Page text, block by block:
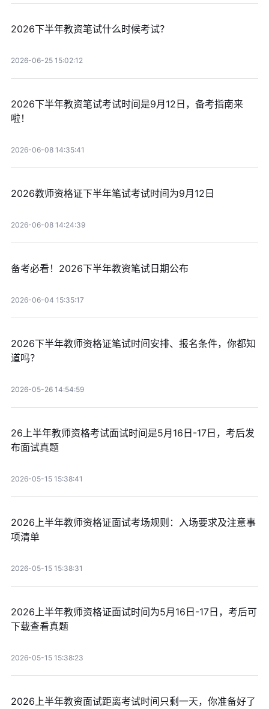
2026下半年教资笔试什么时候考试？
2026-06-25 15:02:12
2026下半年教资笔试考试时间是9月12日，备考指南来
啦！
2026-06-08 14:35:41
2026教师资格证下半年笔试考试时间为9月12日
2026-06-08 14:24:39
备考必看！2026下半年教资笔试日期公布
2026-06-04 15:35:17
2026下半年教师资格证笔试时间安排、报名条件，你都知
道吗？
2026-05-26 14:54:59
26上半年教师资格考试面试时间是5月16日-17日，考后发
布面试真题
2026-05-15 15:38:41
2026上半年教师资格证面试考场规则：入场要求及注意事
项清单
2026-05-15 15:38:31
2026上半年教师资格证面试时间为5月16日-17日，考后可
下载查看真题
2026-05-15 15:38:23
2026上半年教资面试距离考试时间只剩一天，你准备好了